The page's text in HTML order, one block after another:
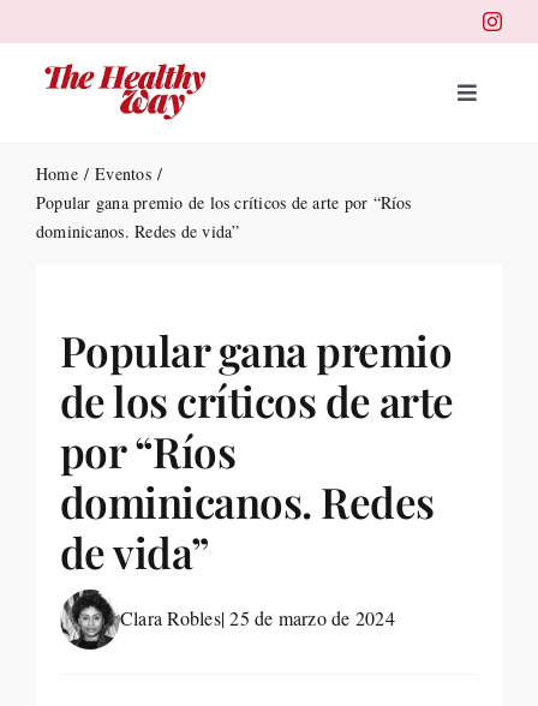
to
content
Toggle
Home
Eventos
Popular gana premio de los críticos de arte por “Ríos
dominicanos. Redes de vida”
Popular gana premio
de los críticos de arte
por “Ríos
dominicanos. Redes
de vida”
Clara Robles| 25 de marzo de 2024